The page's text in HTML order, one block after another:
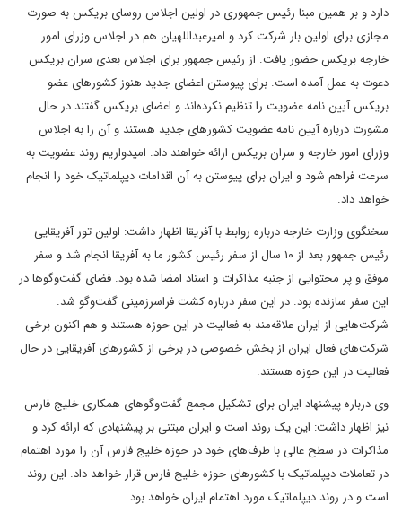
دارد و بر همین مبنا رئیس جمهوری در اولین اجلاس روسای بریکس به صورت
مجازی برای اولین بار شرکت کرد و امیرعبداللهیان هم در اجلاس وزرای امور
خارجه بریکس حضور یافت. از رئیس جمهور برای اجلاس بعدی سران بریکس
دعوت به عمل آمده است. برای پیوستن اعضای جدید هنوز کشورهای عضو
بریکس آیین نامه عضویت را تنظیم نکرده‌اند و اعضای بریکس گفتند در حال
مشورت درباره آیین نامه عضویت کشورهای جدید هستند و آن را به اجلاس
وزرای امور خارجه و سران بریکس ارائه خواهند داد. امیدواریم روند عضویت به
سرعت فراهم شود و ایران برای پیوستن به آن اقدامات دیپلماتیک خود را انجام
خواهد داد.
سخنگوی وزارت خارجه درباره روابط با آفریقا اظهار داشت: اولین تور آفریقایی
رئیس جمهور بعد از ۱۰ سال از سفر رئیس کشور ما به آفریقا انجام شد و سفر
موفق و پر محتوایی از جنبه مذاکرات و اسناد امضا شده بود. فضای گفت‌وگوها در
این سفر سازنده بود. در این سفر درباره کشت فراسرزمینی گفت‌وگو شد.
شرکت‌هایی از ایران علاقه‌مند به فعالیت در این حوزه هستند و هم اکنون برخی
شرکت‌های فعال ایران از بخش خصوصی در برخی از کشورهای آفریقایی در حال
فعالیت در این حوزه هستند.
وی درباره پیشنهاد ایران برای تشکیل مجمع گفت‌وگوهای همکاری خلیج فارس
نیز اظهار داشت: این یک روند است و ایران مبتنی بر پیشنهادی که ارائه کرد و
مذاکرات در سطح عالی با طرف‌های خود در حوزه خلیج فارس آن را مورد اهتمام
در تعاملات دیپلماتیک با کشورهای حوزه خلیج فارس قرار خواهد داد. این روند
است و در روند دیپلماتیک مورد اهتمام ایران خواهد بود.